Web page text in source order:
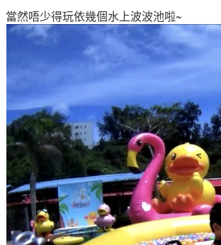
當然唔少得玩依幾個水上波波池啦~